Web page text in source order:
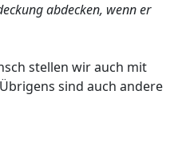
abdecken, wenn er
stellen wir auch mit
sind auch andere